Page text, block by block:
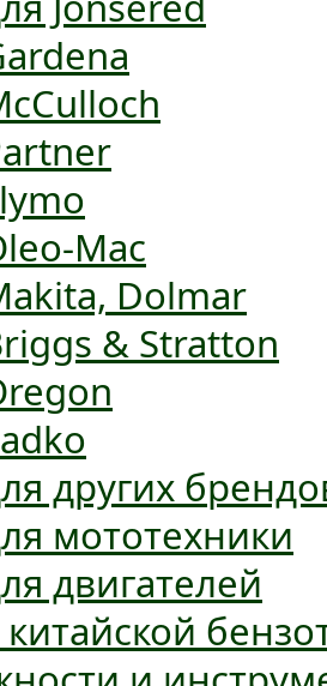
Mac
Dolmar
& Stratton
других
мототехники
двигателей